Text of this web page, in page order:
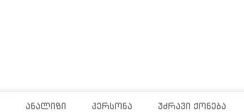
ᲐᲜᲐᲚᲘᲖᲘ ᲞᲔᲠᲡᲝᲜᲐ ᲣᲫᲠᲐᲕᲘ ᲥᲝᲜᲔᲑᲐ